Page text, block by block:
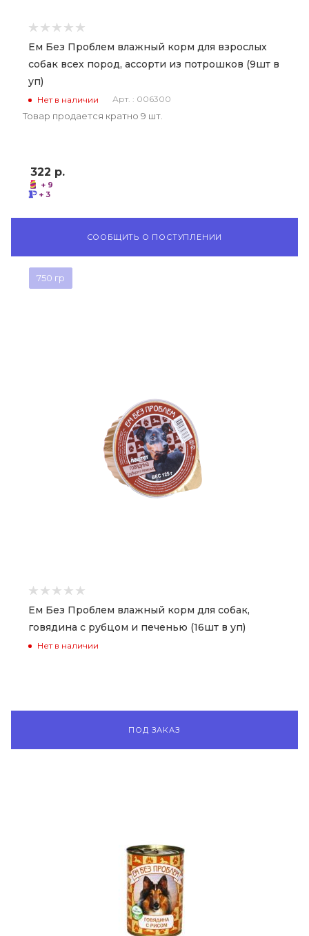
Ем Без Проблем влажный корм для взрослых
собак всех пород, ассорти из потрошков (9шт в
уп)
Нет в наличии Арт. : 006300
Товар продается кратно 9 шт.
322 р.
+ 9
+ 3
СООБЩИТЬ О ПОСТУПЛЕНИИ
750 гр
Ем Без Проблем влажный корм для собак,
говядина с рубцом и печенью (16шт в уп)
Нет в наличии
ПОД ЗАКАЗ